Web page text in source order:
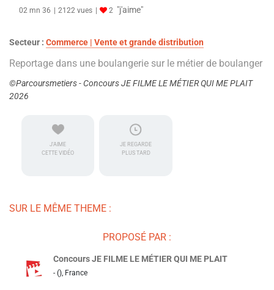
02 mn 36 2122 vues 2 "j'aime"
Secteur : Commerce | Vente et grande distribution
Reportage dans une boulangerie sur le métier de boulanger
©Parcoursmetiers - Concours JE FILME LE MÉTIER QUI ME PLAIT
2026
J'AIME
CETTE VIDÉO
JE REGARDE
PLUS TARD
SUR LE MÊME THEME :
PROPOSÉ PAR :
Concours JE FILME LE MÉTIER QUI ME PLAIT
- (), France